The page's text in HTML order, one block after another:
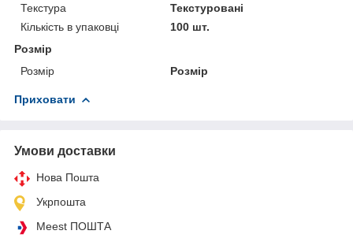
Текстура
Текстуровані
Кількість в упаковці
100 шт.
Розмір
Розмір
Розмір
Приховати
Умови доставки
Нова Пошта
Укрпошта
Meest ПОШТА